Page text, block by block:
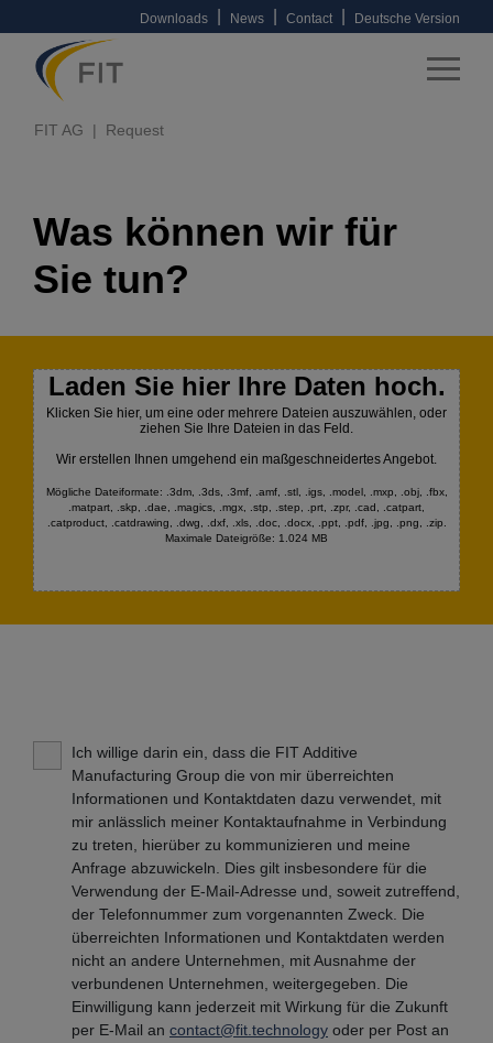
Downloads News Contact Deutsche Version
FIT AG Request
Was können wir für
Sie tun?
Laden Sie hier Ihre Daten hoch.
Klicken Sie hier, um eine oder mehrere Dateien auszuwählen, oder
ziehen Sie Ihre Dateien in das Feld.
Wir erstellen Ihnen umgehend ein maßgeschneidertes Angebot.
Mögliche Dateiformate: .3dm, .3ds, .3mf, .amf, .stl, .igs, .model, .mxp, .obj, .fbx,
.matpart, .skp, .dae, .magics, .mgx, .stp, .step, .prt, .zpr, .cad, .catpart,
.catproduct, .catdrawing, .dwg, .dxf, .xls, .doc, .docx, .ppt, .pdf, .jpg, .png, .zip.
Maximale Dateigröße: 1.024 MB
Ich willige darin ein, dass die FIT Additive
Manufacturing Group die von mir überreichten
Informationen und Kontaktdaten dazu verwendet, mit
mir anlässlich meiner Kontaktaufnahme in Verbindung
zu treten, hierüber zu kommunizieren und meine
Anfrage abzuwickeln. Dies gilt insbesondere für die
Verwendung der E-Mail-Adresse und, soweit zutreffend,
der Telefonnummer zum vorgenannten Zweck. Die
überreichten Informationen und Kontaktdaten werden
nicht an andere Unternehmen, mit Ausnahme der
verbundenen Unternehmen, weitergegeben. Die
Einwilligung kann jederzeit mit Wirkung für die Zukunft
per E-Mail an contact@fit.technology oder per Post an